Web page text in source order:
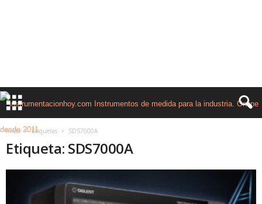
Inicio Etiquetas SDS7000A
Etiqueta: SDS7000A